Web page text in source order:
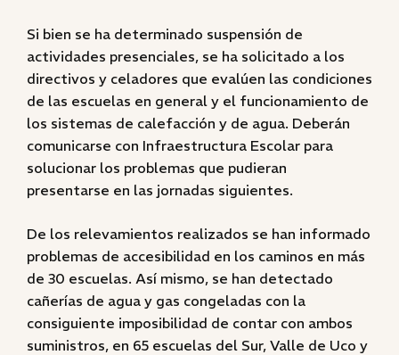
Si bien se ha determinado suspensión de
actividades presenciales, se ha solicitado a los
directivos y celadores que evalúen las condiciones
de las escuelas en general y el funcionamiento de
los sistemas de calefacción y de agua. Deberán
comunicarse con Infraestructura Escolar para
solucionar los problemas que pudieran
presentarse en las jornadas siguientes.
De los relevamientos realizados se han informado
problemas de accesibilidad en los caminos en más
de 30 escuelas. Así mismo, se han detectado
cañerías de agua y gas congeladas con la
consiguiente imposibilidad de contar con ambos
suministros, en 65 escuelas del Sur, Valle de Uco y